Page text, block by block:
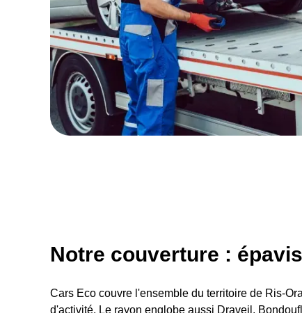
Notre couverture :
Cars Eco couvre l'ensemble du territoire de Ris-
d'activité. Le rayon englobe aussi Draveil,